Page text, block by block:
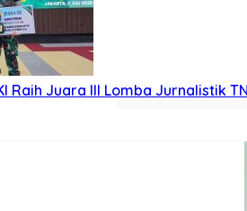
Raih Juara III Lomba Jurnalistik